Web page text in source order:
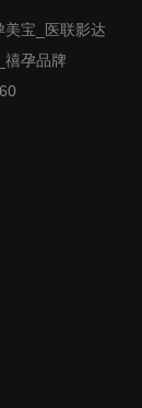
美宝_医联影达
禧孕品牌